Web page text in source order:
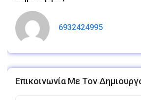
6932424995
Επικοινωνία Με Τον